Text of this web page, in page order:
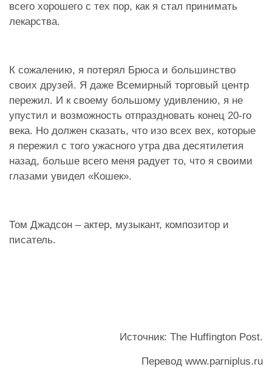
всего хорошего с тех пор, как я стал принимать
лекарства.
К сожалению, я потерял Брюса и большинство
своих друзей. Я даже Всемирный торговый центр
пережил. И к своему большому удивлению, я не
упустил и возможность отпраздновать конец 20-го
века. Но должен сказать, что изо всех вех, которые
я пережил с того ужасного утра два десятилетия
назад, больше всего меня радует то, что я своими
глазами увидел «Кошек».
Том Джадсон – актер, музыкант, композитор и
писатель.
Источник: The Huffington Post.
Перевод www.parniplus.ru